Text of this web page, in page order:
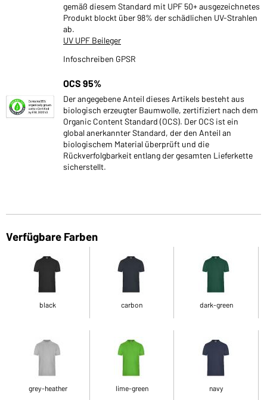
gemäß diesem Standard mit UPF 50+ ausgezeichnetes
Produkt blockt über 98% der schädlichen UV-Strahlen
ab.
UV UPF Beileger
Infoschreiben GPSR
OCS 95%
Der angegebene Anteil dieses Artikels besteht aus
biologisch erzeugter Baumwolle, zertifiziert nach dem
Organic Content Standard (OCS). Der OCS ist ein
global anerkannter Standard, der den Anteil an
biologischem Material überprüft und die
Rückverfolgbarkeit entlang der gesamten Lieferkette
sicherstellt.
Verfügbare Farben
black carbon dark-green
grey-heather lime-green navy